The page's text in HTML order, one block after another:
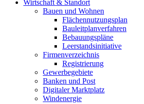
Wirtschaft & Standort
Bauen und Wohnen
Flächennutzungsplan
Bauleitplanverfahren
Bebauungspläne
Leerstandsinitiative
Firmenverzeichnis
Registrierung
Gewerbegebiete
Banken und Post
Digitaler Marktplatz
Windenergie